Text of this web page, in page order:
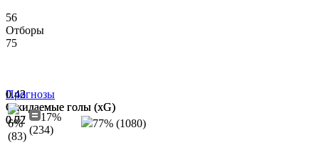
56
Отборы
75
0.42
Ожидаемые голы (xG)
0.02
0.43
Ожидаемые голы (xG)
0.77
Прогнозы
6%
(83)
17%
(234)
77% (1080)